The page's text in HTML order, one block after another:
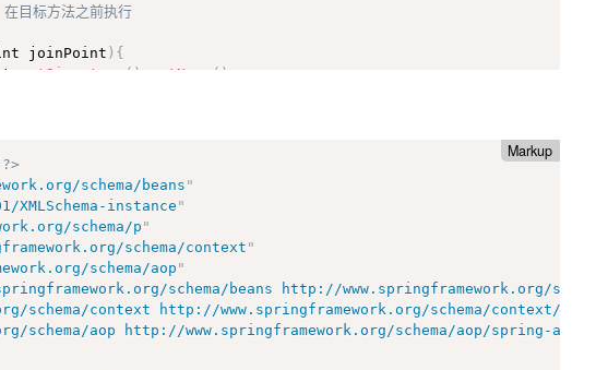
目标方法之前执行
joinPoint ) {
getSignature ( ) getName ( )
法是否出现异常
)
joinPoint
getSignature ) . getName (
" + methodName + " @After, args:" + Arrays asList )
可以访问该方法返回值的
Markup
schema/beans "
XMLSchema-instance "
schema/p"
schema/context "
schema/aop"
schema/beans http://www.springframework.org/
schema/aop http://www.springframework.org/schema/aop/spring-aop-